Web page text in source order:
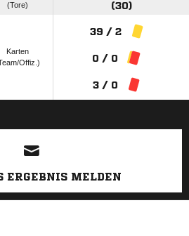
(Tore)
(30)
Karten
Offiz.)
39 / 2
0 / 0
3 / 0
ANZEIGE
ERGEBNIS MELDEN